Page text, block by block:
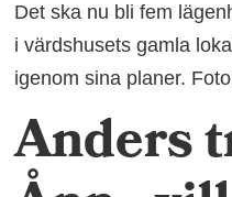
Det ska nu bli fem
i värdshusets gamla
igenom sina planer.
Anders